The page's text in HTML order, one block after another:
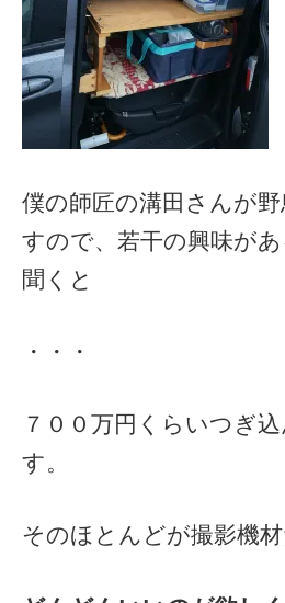
僕の師匠の溝田さんが
すので、若干の興味が
聞くと
・・・
７００万円くらいつぎ
す。
そのほとんどが撮影機材